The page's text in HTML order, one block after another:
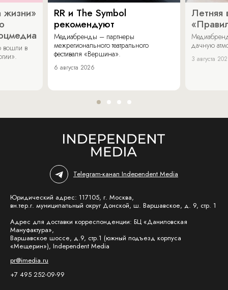
жизни»
вошли в
RR и The Symbol
рекомендуют
Медиабренды – партнеры
межрегионального театрального
фестиваля «Вершина».
6 августа 2026
Летняя
дачную
3 августа
Telegram-канал Independent Media
Юридический адрес: 117105, г. Москва,
вн.тер.г. муниципальный округ Донской, ш. Варшавское, д. 9, стр. 1
Адрес для доставки корреспонденции: БЦ «Даниловская
Мануфактура»,
Варшавское шоссе, д.9, стр.1 (южный подъезд корпуса
«Мещерин»), Independent Media
pr@imedia.ru
+7 495 252-09-99